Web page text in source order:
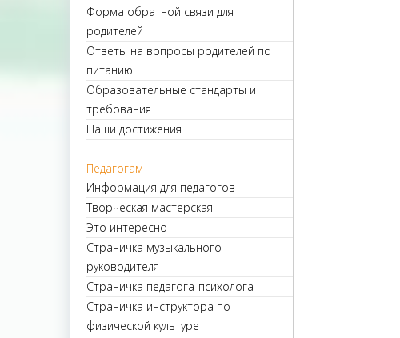
Форма обратной связи для
родителей
Ответы на вопросы родителей по
питанию
Образовательные стандарты и
требования
Наши достижения
Педагогам
Информация для педагогов
Творческая мастерская
Это интересно
Страничка музыкального
руководителя
Страничка педагога-психолога
Страничка инструктора по
физической культуре